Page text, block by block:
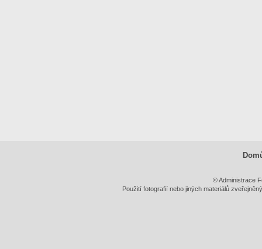
© Administrace
Použití fotografií nebo jiných materiálů